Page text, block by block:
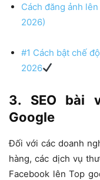
Cách đăng ảnh
2026)
#1 Cách bật chế
2026
3. SEO bài
Google
Đối với các doanh
hàng, các dịch vụ
Facebook lên Top